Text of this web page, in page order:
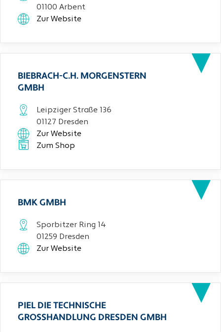
01100 Arbent
Zur Website
BIEBRACH-C.H. MORGENSTERN
GMBH
Leipziger Straße 136
01127 Dresden
Zur Website
Zum Shop
BMK GMBH
Sporbitzer Ring 14
01259 Dresden
Zur Website
PIEL DIE TECHNISCHE
GROSSHANDLUNG DRESDEN GMBH